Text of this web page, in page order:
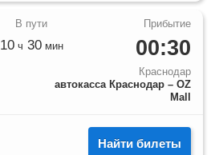
00:30
Краснодар
автокасса Краснодар – OZ
Mall
10ч 30мин
Найти билеты